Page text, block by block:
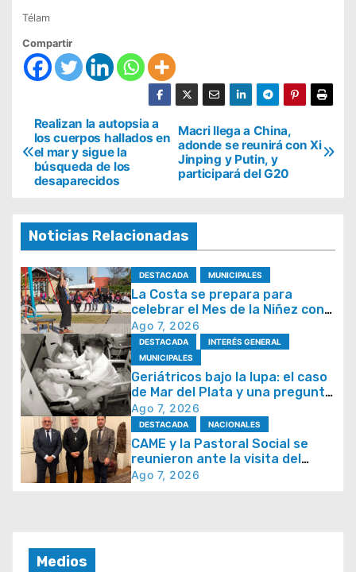
Télam
Compartir
N
a
g
a
c
i
ó
n
d
e
e
n
t
r
Macri llega a China,
adonde se reunirá con Xi
Jinping y Putin, y
participará del G20
Realizan la autopsia a
los cuerpos hallados en
el mar y sigue la
búsqueda de los
desaparecidos
Noticias Relacionadas
DESTACADA MUNICIPALES
La Costa se prepara para
celebrar el Mes de la Niñez con
juegos y espectáculos
Ago 7, 2026
DESTACADA
INTERÉS GENERAL
MUNICIPALES
Geriátricos bajo la lupa: el caso
de Mar del Plata y una pregunta
que se repite en todo el país
Ago 7, 2026
DESTACADA NACIONALES
CAME y la Pastoral Social se
reunieron ante la visita del
papa León XIV y la Semana
Ago 7, 2026
Medios